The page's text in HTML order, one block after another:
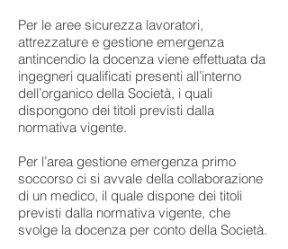
Per le aree sicurezza lavoratori,
attrezzature e gestione emergenza
antincendio la docenza viene effettuata da
ingegneri qualificati presenti all’interno
dell’organico della Società, i quali
dispongono dei titoli previsti dalla
normativa vigente.
Per l’area gestione emergenza primo
soccorso ci si avvale della collaborazione
di un medico, il quale dispone dei titoli
previsti dalla normativa vigente, che
svolge la docenza per conto della Società.